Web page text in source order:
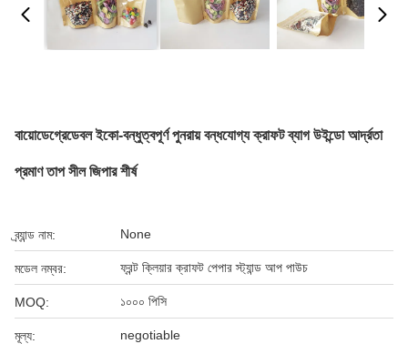
বায়োডেগ্রেডেবল ইকো-বন্ধুত্বপূর্ণ পুনরায় বন্ধযোগ্য ক্রাফট ব্যাগ উইন্ডো আর্দ্রতা
প্রমাণ তাপ সীল জিপার শীর্ষ
ব্র্যান্ড নাম: None
মডেল নম্বর: ফ্রন্ট ক্লিয়ার ক্রাফট পেপার স্ট্যান্ড আপ পাউচ
MOQ: ১০০০ পিসি
মূল্য: negotiable